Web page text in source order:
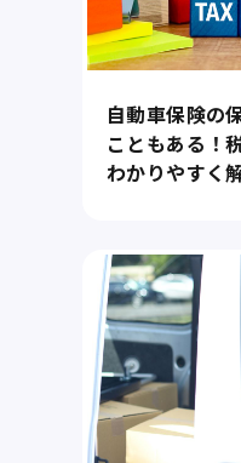
自動車保険の
こともある！
わかりやすく